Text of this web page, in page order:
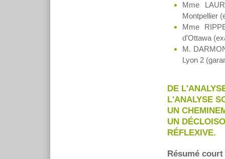
Mme
Montpellier
Mme
d'Ottawa
M.
Lyon 2
DE
L'ANALYSE
UN
UN
RÉFLEXIVE.
Résumé court